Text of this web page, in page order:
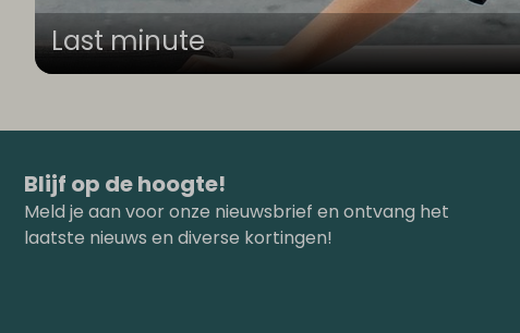
Last minute
Blijf op de hoogte!
Meld je aan voor onze nieuwsbrief en ontvang het
laatste nieuws en diverse kortingen!